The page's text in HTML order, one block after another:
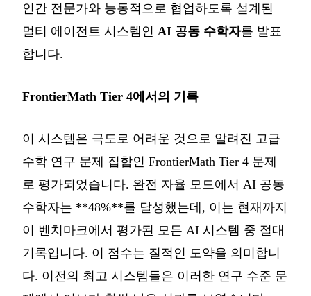
인간 전문가와 능동적으로 협업하도록 설계된
멀티 에이전트 시스템인 AI 공동 수학자를 발표
합니다.
FrontierMath Tier 4에서의 기록
이 시스템은 극도로 어려운 것으로 알려진 고급
수학 연구 문제 집합인 FrontierMath Tier 4 문제
로 평가되었습니다. 완전 자율 모드에서 AI 공동
수학자는 **48%**를 달성했는데, 이는 현재까지
이 벤치마크에서 평가된 모든 AI 시스템 중 절대
기록입니다. 이 점수는 질적인 도약을 의미합니
다. 이전의 최고 시스템들은 이러한 연구 수준 문